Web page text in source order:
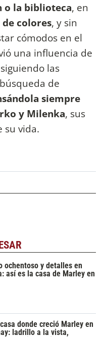
o la biblioteca, en
colores, y sin
cómodos en el
una influencia de
las
de
siempre
y Milenka, sus
su vida.
ochentoso y detalles en
así es la casa de Marley en
donde creció Marley en
ladrillo a la vista,